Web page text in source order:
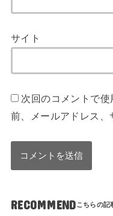
サイト
次回のコメントで
前、メールアドレス、
RECOMMEND